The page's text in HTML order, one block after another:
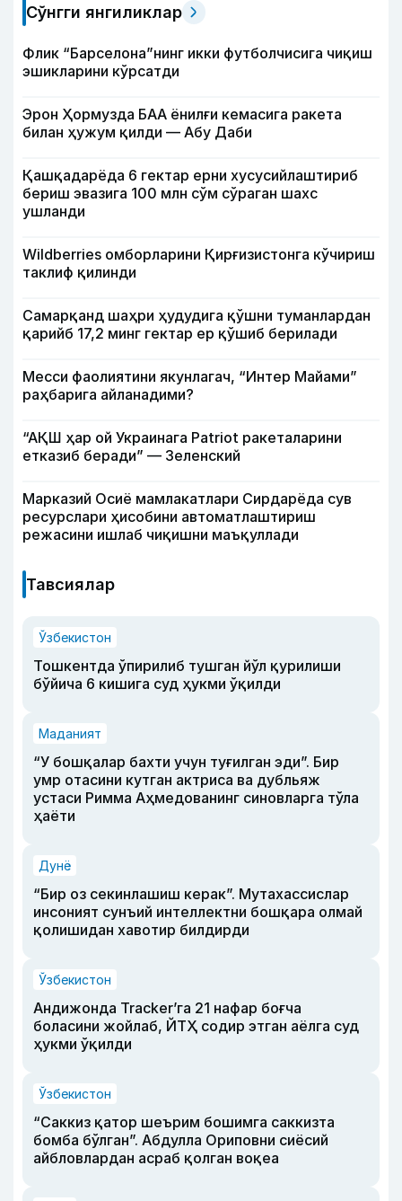
Сўнгги янгиликлар
Флик “Барселона”нинг икки футболчисига чиқиш
эшикларини кўрсатди
Эрон Ҳормузда БАА ёнилғи кемасига ракета
билан ҳужум қилди — Абу Даби
Қашқадарёда 6 гектар ерни хусусийлаштириб
бериш эвазига 100 млн сўм сўраган шахс
ушланди
Wildberries омборларини Қирғизистонга кўчириш
таклиф қилинди
Самарқанд шаҳри ҳудудига қўшни туманлардан
қарийб 17,2 минг гектар ер қўшиб берилади
Месси фаолиятини якунлагач, “Интер Майами”
раҳбарига айланадими?
“АҚШ ҳар ой Украинага Patriot ракеталарини
етказиб беради” — Зеленский
Марказий Осиё мамлакатлари Сирдарёда сув
ресурслари ҳисобини автоматлаштириш
режасини ишлаб чиқишни маъқуллади
Тавсиялар
Ўзбекистон
Тошкентда ўпирилиб тушган йўл қурилиши
бўйича 6 кишига суд ҳукми ўқилди
Маданият
“У бошқалар бахти учун туғилган эди”. Бир
умр отасини кутган актриса ва дубльяж
устаси Римма Аҳмедованинг синовларга тўла
ҳаёти
Дунё
“Бир оз секинлашиш керак”. Мутахассислар
инсоният сунъий интеллектни бошқара олмай
қолишидан хавотир билдирди
Ўзбекистон
Андижонда Tracker’га 21 нафар боғча
боласини жойлаб, ЙТҲ содир этган аёлга суд
ҳукми ўқилди
Ўзбекистон
“Саккиз қатор шеърим бошимга саккизта
бомба бўлган”. Абдулла Ориповни сиёсий
айбловлардан асраб қолган воқеа